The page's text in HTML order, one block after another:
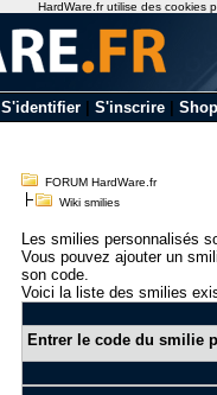
S'identifier| S'inscrire| Shop
FORUM HardWare.fr
Wiki smilies
Les smilies personnalisés
Vous pouvez ajouter un
son code.
Voici la liste des smilies
Entrer le code du smilie
HardWare.fr utilise des cookies